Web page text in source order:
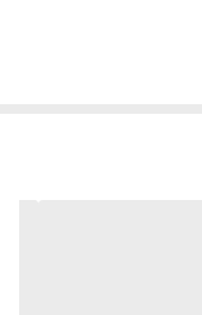
غذایی از شکر و رنگ